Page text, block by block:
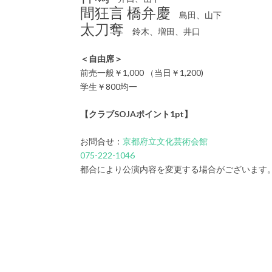
間狂言 橋弁慶 島田、山下
太刀奪 鈴木、増田、井口
＜自由席＞
前売一般￥1,000 （当日￥1,200)
学生￥800均一
【クラブSOJAポイント1pt】
お問合せ： 京都府立文化芸術会館
075-222-1046
都合により公演内容を変更する場合がございます